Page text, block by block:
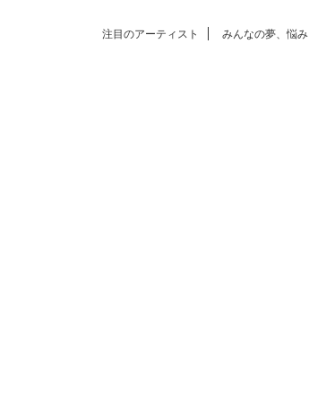
注目のアーティスト みんなの夢、悩み